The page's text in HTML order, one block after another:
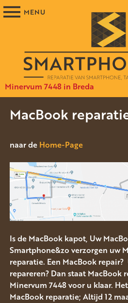
Minervum 7448 in Breda
MacBook
naar de Home-Page
Is de MacBook kapot, Uw
Smartphone&zo verzorgen uw
reparatie. Een MacBook
repareren? Dan staat MacBook
Minervum 7448 voor u klaar.
MacBook reparatie; Altijd 12